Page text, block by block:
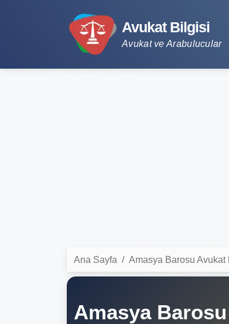
Avukat Bilgisi
Avukat ve Arabulucular
Ana Sayfa Amasya Barosu Avukat
Amasya